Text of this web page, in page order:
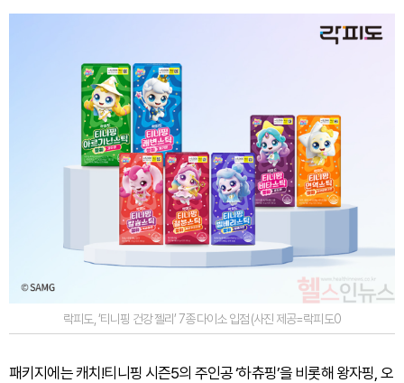
락피도, ‘티니핑 건강 젤리’ 7종 다이소 입점 (사진 제공=락피도0
패키지에는 캐치!티니핑 시즌5의 주인공 ‘하츄핑’을 비롯해 왕자핑, 오